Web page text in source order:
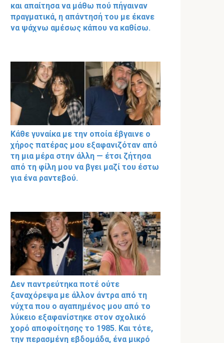
και απαίτησα να μάθω πού πήγαιναν
πραγματικά, η απάντησή του με έκανε
να ψάχνω αμέσως κάπου να καθίσω.
Κάθε γυναίκα με την οποία έβγαινε ο
χήρος πατέρας μου εξαφανιζόταν από
τη μια μέρα στην άλλη — έτσι ζήτησα
από τη φίλη μου να βγει μαζί του έστω
για ένα ραντεβού.
Δεν παντρεύτηκα ποτέ ούτε
ξαναχόρεψα με άλλον άντρα από τη
νύχτα που ο αγαπημένος μου από το
λύκειο εξαφανίστηκε στον σχολικό
χορό αποφοίτησης το 1985. Και τότε,
την περασμένη εβδομάδα, ένα μικρό